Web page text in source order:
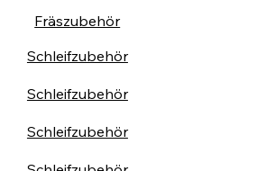
Fräszubehör
Schleifzubehör
Schleifzubehör
Schleifzubehör